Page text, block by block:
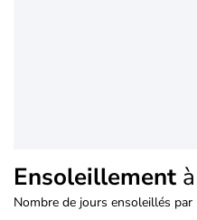
Ensoleillement
Nombre de jours ensoleillés par